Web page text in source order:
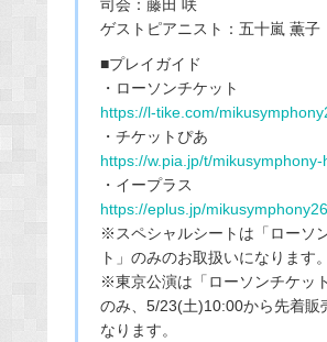
司会：藤田 咲
ゲストピアニスト：五十嵐 薫子
■プレイガイド
・ローソンチケット
https://l-tike.com/
・チケットぴあ
https://w.pia.jp/t/mikusymphony-
・イープラス
https://eplus.jp/
※スペシャルシートは「ローソ
ト」のみのお取扱いになります。
※東京公演は「ローソンチケッ
のみ、5/23(土)10:00から先着販
なります。